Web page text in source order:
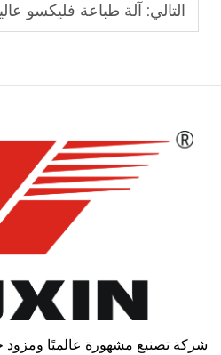
التالي: آلة طباعة فليكسو عالية
شركة تصنيع مشهورة عالميًا